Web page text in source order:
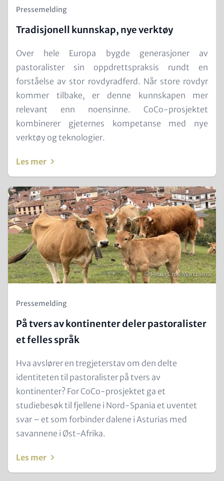
Kicker
Pressemelding
Tradisjonell kunnskap, nye verktøy
Text
for
Teaser
and
Metatags
Over hele Europa bygde generasjoner av
pastoralister sin oppdrettspraksis rundt en
forståelse av stor rovdyradferd. Når store rovdyr
kommer tilbake, er denne kunnskapen mer
relevant enn noensinne. CoCo-prosjektet
kombinerer gjeternes kompetanse med nye
verktøy og teknologier.
Les mer
Teaser
Image
Opphavsrett
© Paula Cros Marchena
Kicker
Pressemelding
På tvers av kontinenter deler pastoralister
et felles språk
Text
for
Teaser
and
Metatags
Hva avslører en tregjeterstav om den delte
identiteten til pastoralister på tvers av
kontinenter? For CoCo-prosjektet ga et
studiebesøk til fjellene i Nord-Spania et uventet
svar – et som forbinder dalene i Asturias med
savannene i Øst-Afrika.
Les mer